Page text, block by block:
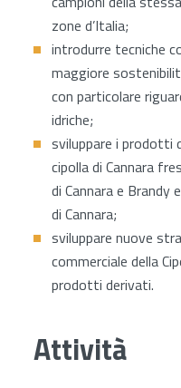
zone d’Italia;
introdurre tecniche
maggiore
con particolare
idriche;
sviluppare i prodotti
cipolla di Cannara
di Cannara e Brandy
di Cannara;
sviluppare nuove
commerciale della
prodotti derivati.
Attività